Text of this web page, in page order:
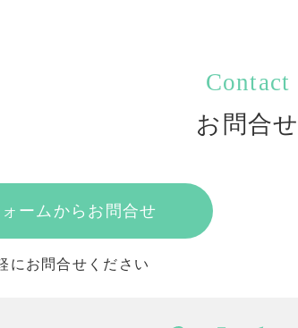
Contact
お問合せ
ォームからお問合せ
にお問合せください